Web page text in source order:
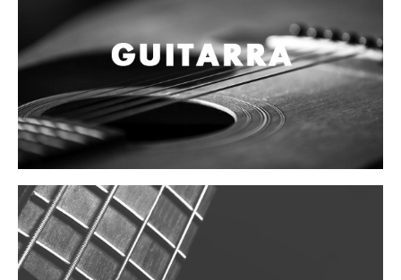
Accesorios
Micrófonos
Mano alámbrico
Instrumento alámbrico
Inalámbrico de mano
Inalámbrico diadema y solapa
Inalámbrico para instrumento
Estudio
Corro y escenario